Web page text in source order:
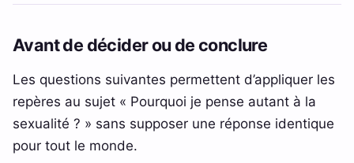
Avant de décider ou de conclure
Les questions suivantes permettent d’appliquer les
repères au sujet « Pourquoi je pense autant à la
sexualité ? » sans supposer une réponse identique
pour tout le monde.